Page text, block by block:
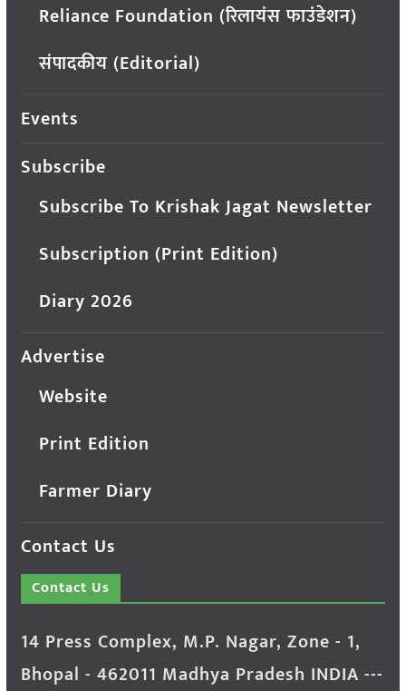
Reliance Foundation (रिलायंस फाउंडेशन)
संपादकीय (Editorial)
Events
Subscribe
Subscribe To Krishak Jagat Newsletter
Subscription (Print Edition)
Diary 2026
Advertise
Website
Print Edition
Farmer Diary
Contact Us
Contact Us
14 Press Complex, M.P. Nagar, Zone - 1,
Bhopal - 462011 Madhya Pradesh INDIA ---